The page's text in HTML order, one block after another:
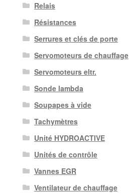
Relais
Résistances
Serrures et clés de porte
Servomoteurs de chauffage
Servomoteurs eltr.
Sonde lambda
Soupapes à vide
Tachymètres
Unité HYDROACTIVE
Unités de contrôle
Vannes EGR
Ventilateur de chauffage